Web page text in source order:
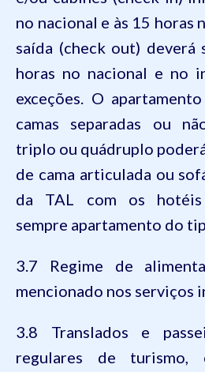
no nacional e às 15 horas
saída (check out)
horas no nacional e no
exceções. O
camas separadas ou
triplo ou quádruplo
de cama articulada ou
da TAL com os
sempre apartamento do
3.7 Regime de
mencionado nos serviços
3.8 Translados e
regulares de turismo,